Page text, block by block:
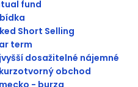
fund
Short Selling
term
dosažitelné nájemné
obchod
- burza